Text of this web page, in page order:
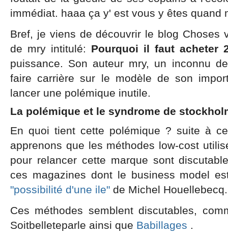
immédiat. haaa ça y' est vous y êtes quand
Bref, je viens de découvrir le blog Choses
de mry intitulé: Pourquoi il faut acheter
puissance. Son auteur mry, un inconnu
faire carrière sur le modèle de son
lancer une polémique inutile.
La polémique et le syndrome de
En quoi tient cette polémique ? suite à
apprenons que les méthodes low-cost
pour relancer cette marque sont
ces magazines dont le business model
"possibilité d'une ile" de Michel Houellebecq.
Ces méthodes semblent discutables,
Soitbelleteparle ainsi que Babillages .